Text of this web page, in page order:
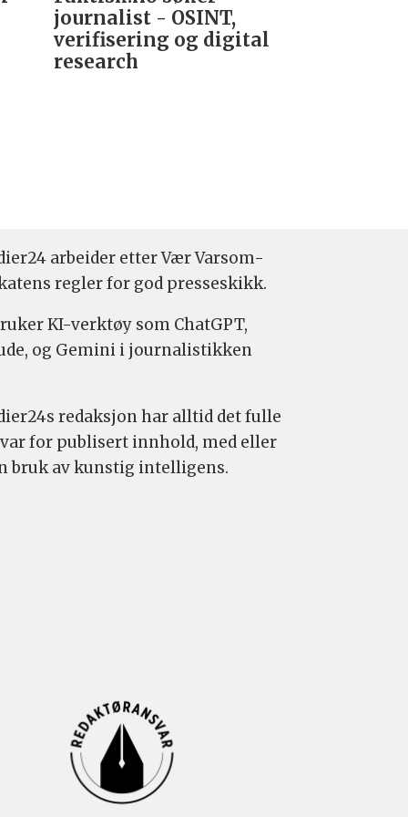
journalist - OSINT,
verifisering og digital
research­
arbeider etter Vær Varsom-
regler for god presseskikk.
KI-verktøy som ChatGPT,
og Gemini i journalistikken
redaksjon har alltid det fulle
for publisert innhold, med eller
bruk av kunstig intelligens.